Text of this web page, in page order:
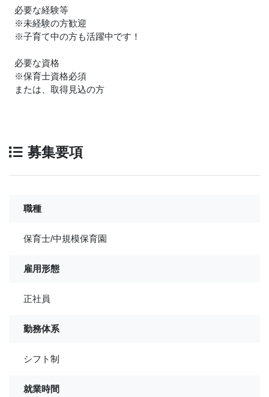
必要な経験等
※未経験の方歓迎
※子育て中の方も活躍中です！
必要な資格
※保育士資格必須
または、取得見込の方
募集要項
職種
保育士/中規模保育園
雇用形態
正社員
勤務体系
シフト制
就業時間